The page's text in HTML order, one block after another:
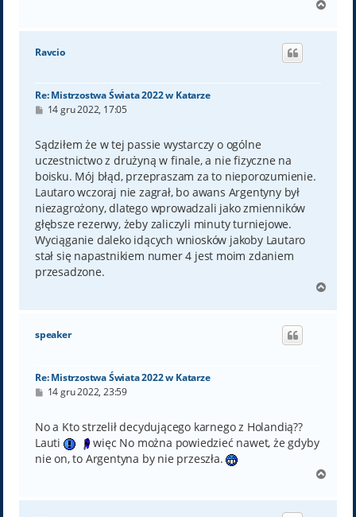
g
Ravcio
Re: Mistrzostwa Świata 2022 w Katarze
P
t
14 gru 2022, 17:05
Sądziłem że w tej passie wystarczy o ogólne
uczestnictwo z drużyną w finale, a nie fizyczne na
boisku. Mój błąd, przepraszam za to nieporozumienie.
Lautaro wczoraj nie zagrał, bo awans Argentyny był
niezagrożony, dlatego wprowadzali jako zmienników
głębsze rezerwy, żeby zaliczyli minuty turniejowe.
Wyciąganie daleko idących wniosków jakoby Lautaro
stał się napastnikiem numer 4 jest moim zdaniem
przesadzone.
g
speaker
Re: Mistrzostwa Świata 2022 w Katarze
P
t
14 gru 2022, 23:59
No a Kto strzelił decydującego karnego z Holandią??
Lauti
więc No można powiedzieć nawet, że gdyby
nie on, to Argentyna by nie przeszła.
g